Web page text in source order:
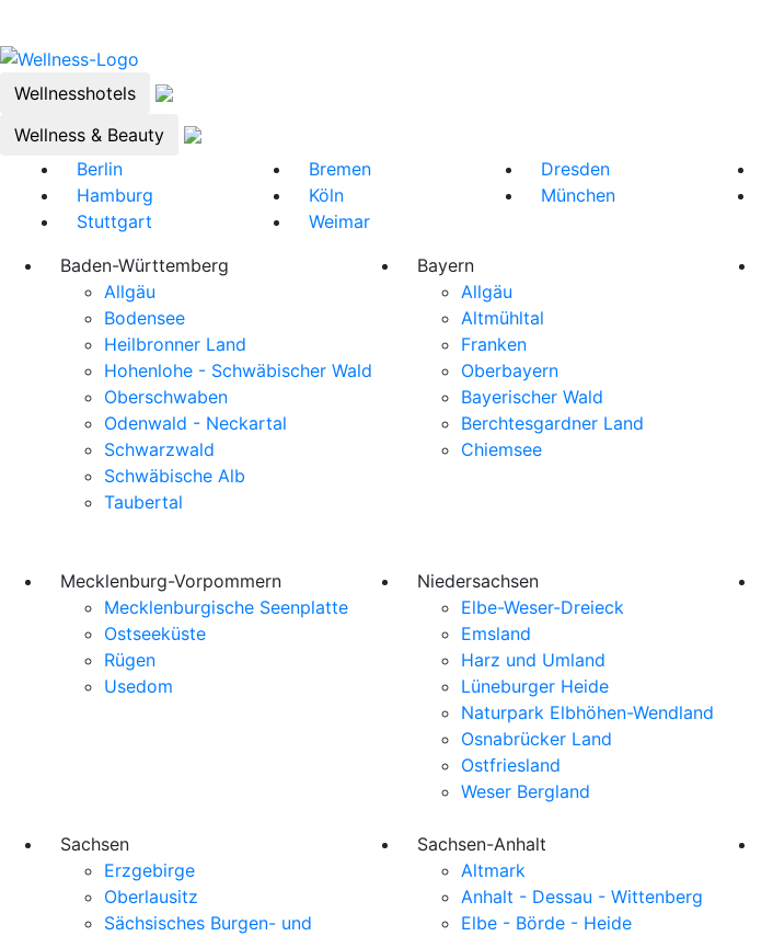
Wellnesshotels
Wellness & Beauty
Berlin Bremen Dresden
Hamburg
Köln München
Stuttgart
Weimar
Baden-Württemberg
Allgäu
Bodensee
Heilbronner Land
Hohenlohe - Schwäbischer Wald
Oberschwaben
Odenwald - Neckartal
Schwarzwald
Schwäbische Alb
Taubertal
Bayern
Allgäu
Altmühltal
Franken
Oberbayern
Bayerischer Wald
Berchtesgardner Land
Chiemsee
Mecklenburg-Vorpommern
Mecklenburgische Seenplatte
Ostseeküste
Rügen
Usedom
Niedersachsen
Elbe-Weser-Dreieck
Emsland
Harz und Umland
Lüneburger Heide
Naturpark Elbhöhen-Wendland
Osnabrücker Land
Ostfriesland
Weser Bergland
Sachsen
Erzgebirge
Oberlausitz
Sächsisches Burgen- und
Sachsen-Anhalt
Altmark
Anhalt - Dessau - Wittenberg
Elbe - Börde - Heide